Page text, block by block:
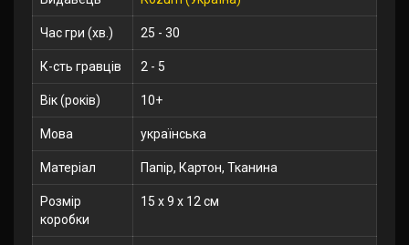
Час гри (хв.) 25 - 30
К-сть гравців 2 - 5
Вік (років) 10+
Мова українська
Матеріал Папір, Картон, Тканина
Розмір
коробки
15 x 9 x 12 см